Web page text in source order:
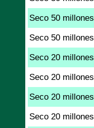
Seco 50 millones
Seco 50 millones
Seco 20 millones
Seco 20 millones
Seco 20 millones
Seco 20 millones